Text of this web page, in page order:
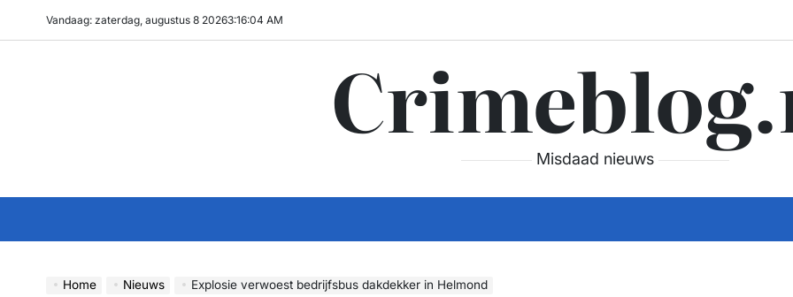
Vandaag: zaterdag, augustus 8 20263:16:05 AM
Misdaad nieuws
Home Nieuws Explosie verwoest bedrijfsbus dakdekker in Helmond